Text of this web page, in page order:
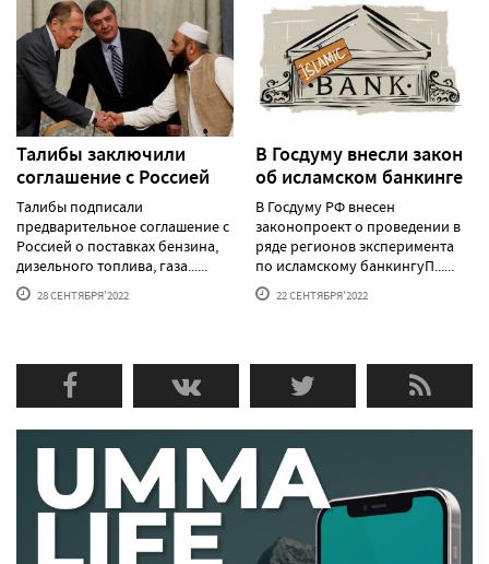
Талибы заключили
соглашение с Россией
Талибы подписали
предварительное соглашение с
Россией о поставках бензина,
дизельного топлива, газа......
28 СЕНТЯБРЯ'2022
В Госдуму внесли закон
об исламском банкинге
В Госдуму РФ внесен
законопроект о проведении в
ряде регионов эксперимента
по исламскому банкингуП......
22 СЕНТЯБРЯ'2022